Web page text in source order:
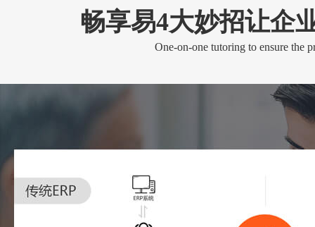
畅享易4大妙招让企
One-on-one tutoring to ensure the